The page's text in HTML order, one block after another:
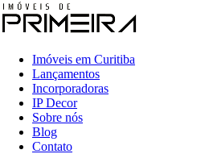
Imóveis em Curitiba
Lançamentos
Incorporadoras
IP Decor
Sobre nós
Blog
Contato